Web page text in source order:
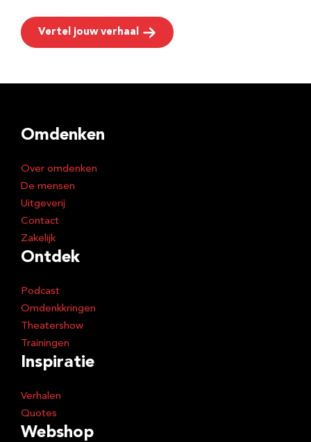
Vertel jouw verhaal
Omdenken
Over omdenken
De mensen
Uitgeverij
Contact
Zakelijk
Ontdek
Podcast
Omdenkkringen
Theatershow
Trainingen
Inspiratie
Verhalen
Quotes
Webshop